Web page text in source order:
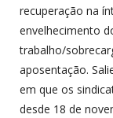
recuperação na
envelhecimento
trabalho/
aposentação.
em que os
desde 18 de